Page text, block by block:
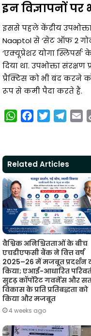
इन विज्ञापनों
इससे पहले केंद्रीय
Naaptol से ‘सेट ऑफ 2
‘एक्यूप्रेशर योगा
दिया था. उपभोक्ता
प्रैक्टिस को भी बंद करने
रूप से कमी पैदा करते हैं.
W
t
s
A
p
p
e
b
o
o
k
t
t
e
r
e
g
r
a
m
i
Related Articles
वैश्विक अनिश्चितताओं के बीच
एचडीएफसी बैंक ने वित्त वर्ष
2025–26 में मजबूत प्रदर्शन
किया; एआई-आधारित
सुदृढ़ कॉर्पोरेट गवर्नेंस और
विकास के प्रति प्रतिबद्धता को
किया और मजबूत
4 weeks ago